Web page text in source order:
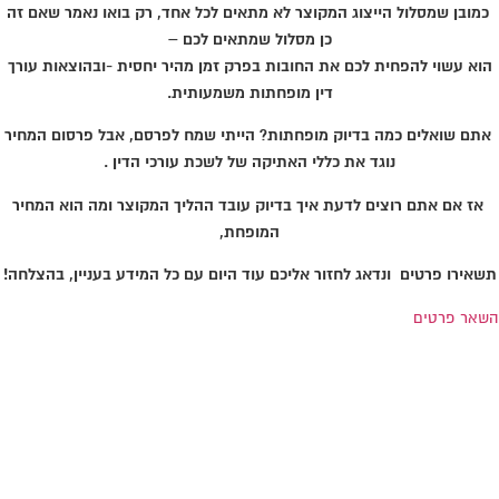
כמובן שמסלול הייצוג המקוצר לא מתאים לכל אחד, רק בואו נאמר שאם זה
כן מסלול שמתאים לכם –
הוא עשוי להפחית לכם את החובות בפרק זמן מהיר יחסית -ובהוצאות עורך
דין מופחתות משמעותית.
אתם שואלים כמה בדיוק מופחתות? הייתי שמח לפרסם, אבל פרסום המחיר
נוגד את כללי האתיקה של לשכת עורכי הדין .
אז אם אתם רוצים לדעת איך בדיוק עובד ההליך המקוצר ומה הוא המחיר
המופחת,
תשאירו פרטים ונדאג לחזור אליכם עוד היום עם כל המידע בעניין, בהצלחה!
השאר פרטים